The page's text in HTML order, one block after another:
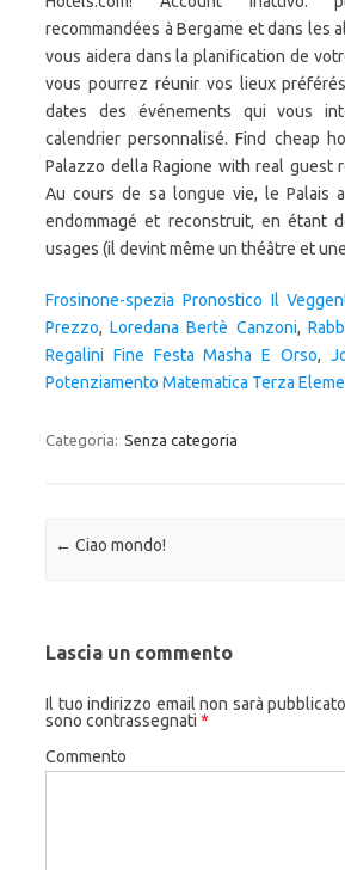
recommandées à Bergame et dans les
vous aidera dans la planification de
vous pourrez réunir vos lieux
dates des événements qui vous
calendrier personnalisé. Find cheap
Palazzo della Ragione with real guest
Au cours de sa longue vie, le Palais
endommagé et reconstruit, en étant
usages (il devint même un théâtre et
Frosinone-spezia Pronostico Il
Prezzo,Loredana Bertè Canzoni,
Regalini Fine Festa Masha E Orso,
Potenziamento Matematica Terza
Categoria: Senza categoria
Navigazione articolo
← Ciao mondo!
Lascia un commento
Il tuo indirizzo email non sarà
sono contrassegnati *
Commento